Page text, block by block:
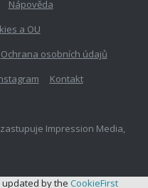
Nápověda
a OU
Ochrana osobních údajů
Kontakt
Impression Media,
by the CookieFirst